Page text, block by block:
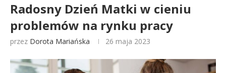
Radosny Dzień Matki w cieniu
problemów na rynku pracy
przez Dorota Mariańska 26 maja 2023